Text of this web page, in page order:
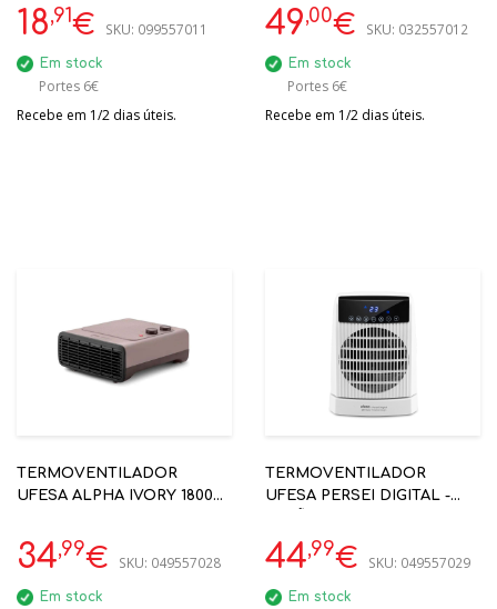
18,91€ SKU: 099557011
Em stock
Portes 6€
Recebe em 1/2 dias úteis.
C/COMANDO
49,00€ SKU: 032557012
Em stock
Portes 6€
Recebe em 1/2 dias úteis.
TERMOVENTILADOR
UFESA ALPHA IVORY 1800W
34,99€ SKU: 049557028
Em stock
TERMOVENTILADOR
UFESA PERSEI DIGITAL -
44,99€ SKU: 049557029
Em stock